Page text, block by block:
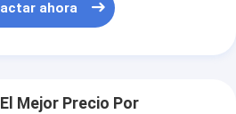
ahora
Mejor Precio Por